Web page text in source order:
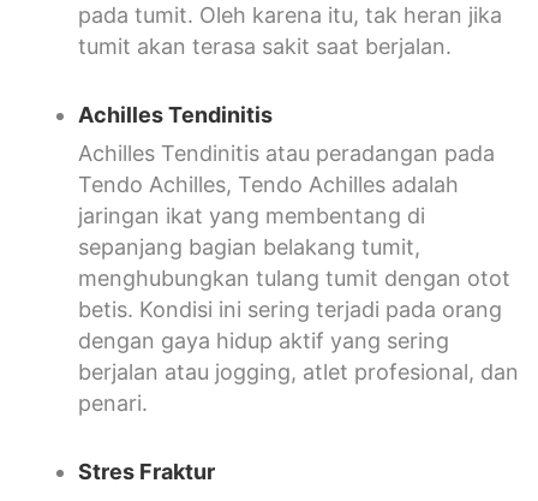
pada tumit. Oleh karena itu, tak heran jika
tumit akan terasa sakit saat berjalan.
Achilles Tendinitis
Achilles Tendinitis atau peradangan pada
Tendo Achilles, Tendo Achilles adalah
jaringan ikat yang membentang di
sepanjang bagian belakang tumit,
menghubungkan tulang tumit dengan otot
betis. Kondisi ini sering terjadi pada orang
dengan gaya hidup aktif yang sering
berjalan atau jogging, atlet profesional, dan
penari.
Stres Fraktur